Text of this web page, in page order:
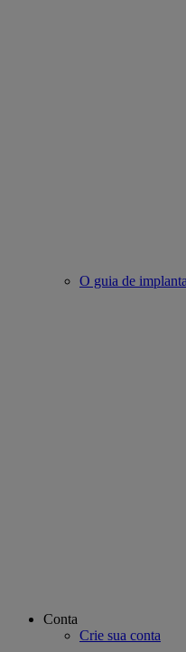
O guia de
Conta
Crie sua conta